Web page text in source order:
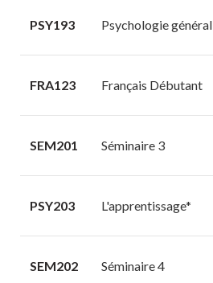
PSY193 Psychologie général
FRA123 Français Débutant
SEM201 Séminaire 3
PSY203 L'apprentissage*
SEM202 Séminaire 4